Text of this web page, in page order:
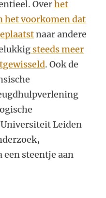
Overhet
het voorkomen dat
naar andere
steeds meer
. Ook de
Leiden
een steentje aan